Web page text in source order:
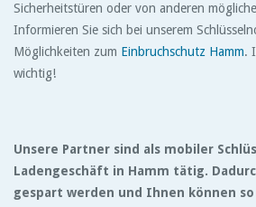
Sicherheitstüren oder von anderen
Informieren Sie sich bei unserem
Möglichkeiten zum Einbruchschutz Hamm.
wichtig!
Unsere Partner sind als mobiler
Ladengeschäft in Hamm tätig.
gespart werden und Ihnen können